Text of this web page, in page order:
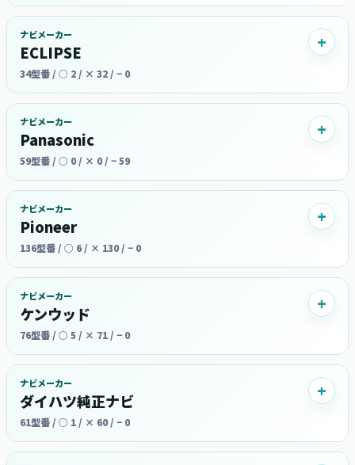
ナビメーカー
ECLIPSE
34型番 / ○ 2 / × 32 / − 0
ナビメーカー
Panasonic
59型番 / ○ 0 / × 0 / − 59
ナビメーカー
Pioneer
136型番 / ○ 6 / × 130 / − 0
ナビメーカー
ケンウッド
76型番 / ○ 5 / × 71 / − 0
ナビメーカー
ダイハツ純正ナビ
61型番 / ○ 1 / × 60 / − 0